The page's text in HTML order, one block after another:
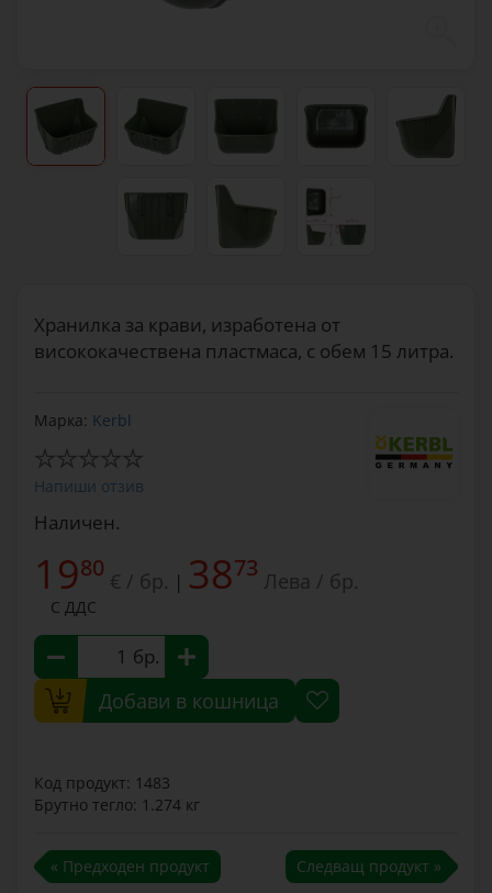
Хранилка за крави, изработена от
висококачествена пластмаса, с обем 15 литра.
Марка: Kerbl
Напиши отзив
Наличен.
1980 € / бр. | 3873 Лева / бр.
С ДДС
бр.
Добави в кошница
Код продукт: 1483
Брутно тегло: 1.274 кг
« Предходен продукт Следващ продукт »